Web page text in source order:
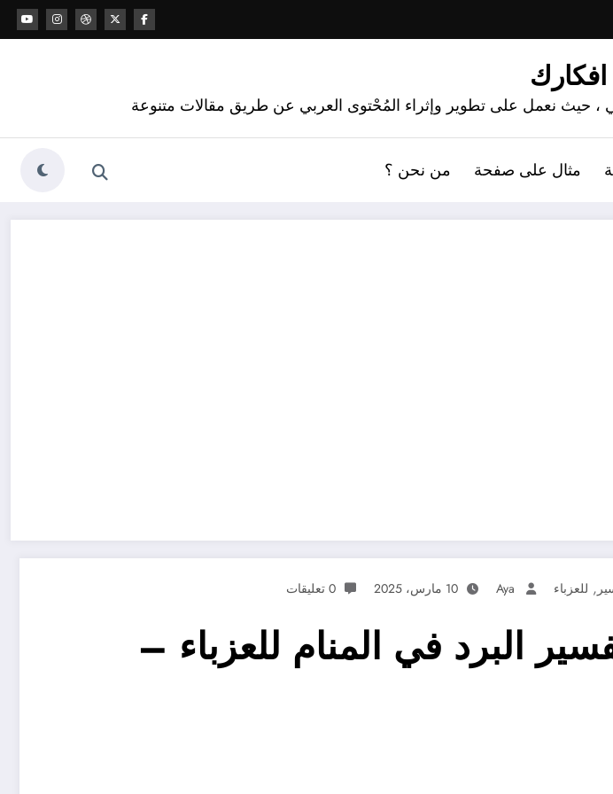
، حيث نعمل على تطوير وإثراء المُحْتوى العربي عن طريق مقالات متنوعة
مثال على صفحة من نحن ؟
, للعزباء Aya 10 مارس، 2025 0 تعليقات
البرد في المنام للعزباء –